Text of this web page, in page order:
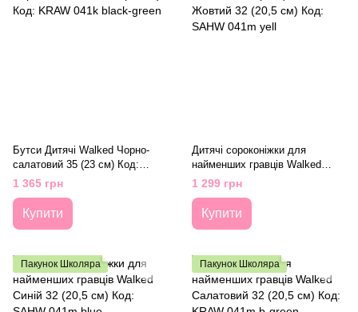
Бутси Дитячі Walked Чорно-
салатовий 35 (23 см) Код:
KRAW 041k black-green
1 365 грн
Купити
Дитячі сороконіжки для
найменших гравців Walked
Жовтий 32 (20,5 см) Код:
SAHW 041m yell
1 299 грн
Купити
Пакунок Школяра Пакунок Школяра